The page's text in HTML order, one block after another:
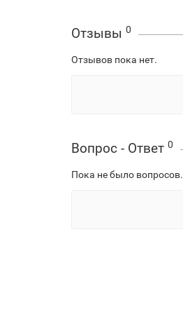
Отзывы 0
Отзывов пока нет.
Вопрос - Ответ 0
Пока не было вопросов.